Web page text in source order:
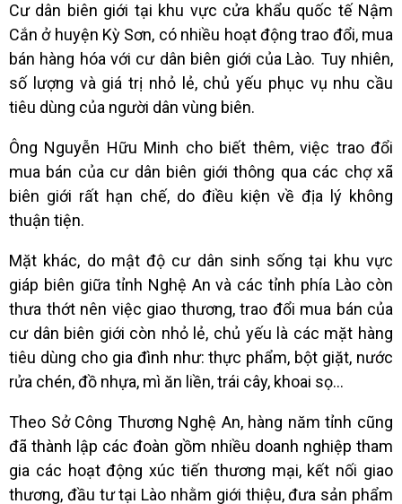
Cư dân biên giới tại khu vực cửa khẩu quốc tế Nậm
Cắn ở huyện Kỳ Sơn, có nhiều hoạt động trao đổi, mua
bán hàng hóa với cư dân biên giới của Lào. Tuy nhiên,
số lượng và giá trị nhỏ lẻ, chủ yếu phục vụ nhu cầu
tiêu dùng của người dân vùng biên.
Ông Nguyễn Hữu Minh cho biết thêm, việc trao đổi
mua bán của cư dân biên giới thông qua các chợ xã
biên giới rất hạn chế, do điều kiện về địa lý không
thuận tiện.
Mặt khác, do mật độ cư dân sinh sống tại khu vực
giáp biên giữa tỉnh Nghệ An và các tỉnh phía Lào còn
thưa thớt nên việc giao thương, trao đổi mua bán của
cư dân biên giới còn nhỏ lẻ, chủ yếu là các mặt hàng
tiêu dùng cho gia đình như: thực phẩm, bột giặt, nước
rửa chén, đồ nhựa, mì ăn liền, trái cây, khoai sọ...
Theo Sở Công Thương Nghệ An, hàng năm tỉnh cũng
đã thành lập các đoàn gồm nhiều doanh nghiệp tham
gia các hoạt động xúc tiến thương mại, kết nối giao
thương, đầu tư tại Lào nhằm giới thiệu, đưa sản phẩm